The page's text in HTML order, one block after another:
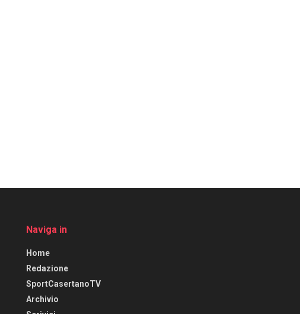
Naviga in
Home
Redazione
SportCasertanoTV
Archivio